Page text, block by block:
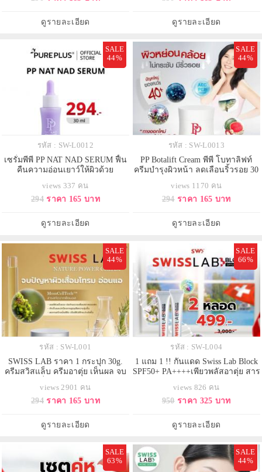
ดูรายละเอียด ดูรายละเอียด
SALE
44%
รหัส : SW-L0012
เซรั่มพีพี PP NAT NAD SERUM ฟื้น
คืนความอ่อนเยาว์ให้ผิวด้วย
views 337 คน
294 ราคา 165 บาท
ดูรายละเอียด
SALE
44%
รหัส : SW-L0013
PP Botalift Cream พีพี โบทาลิฟท์
ครีมบำรุงผิวหน้า ลดเลือนริ้วรอย 30
views 1170 คน
294 ราคา 165 บาท
ดูรายละเอียด
SALE
44%
รหัส : SW-L001
SWISS LAB ราคา 1 กระปุก 30g.
ครีมสวิสแล็บ ครีมอาตุ่ย เห็นผล จบ
ด่างดำ ผิวหน้ากระจ่างใส ชุ่มชื้น
views 2901 คน
294 ราคา 165 บาท
ดูรายละเอียด
SALE
66%
รหัส : SW-L004
1 แถม 1 !! กันแดด Swiss Lab Block
SPF50+ PA++++เพียวพลัสอาตุ่ย สาร
แสงแดด แสงสีฟ้า
views 826 คน
950 ราคา 325 บาท
ดูรายละเอียด
SALE
63%
SALE
44%